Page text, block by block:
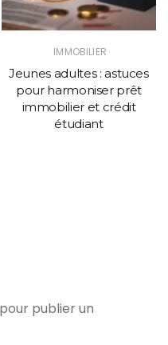
IMMOBILIER
Jeunes adultes : astuces
pour harmoniser prêt
immobilier et crédit
étudiant
pour publier un